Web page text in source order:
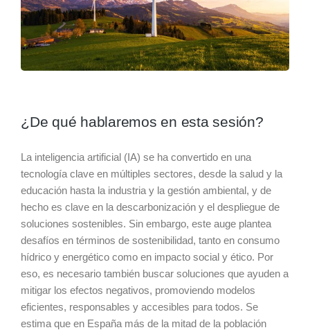
¿De qué hablaremos en esta sesión?
La inteligencia artificial (IA) se ha convertido en una
tecnología clave en múltiples sectores, desde la salud y la
educación hasta la industria y la gestión ambiental, y de
hecho es clave en la descarbonización y el despliegue de
soluciones sostenibles. Sin embargo, este auge plantea
desafíos en términos de sostenibilidad, tanto en consumo
hídrico y energético como en impacto social y ético. Por
eso, es necesario también buscar soluciones que ayuden a
mitigar los efectos negativos, promoviendo modelos
eficientes, responsables y accesibles para todos. Se
estima que en España más de la mitad de la población